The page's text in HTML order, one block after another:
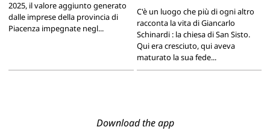
2025, il valore aggiunto generato
dalle imprese della provincia di
Piacenza impegnate negl...
C'è un luogo che più di ogni altro
racconta la vita di Giancarlo
Schinardi : la chiesa di San Sisto.
Qui era cresciuto, qui aveva
maturato la sua fede...
Download the app